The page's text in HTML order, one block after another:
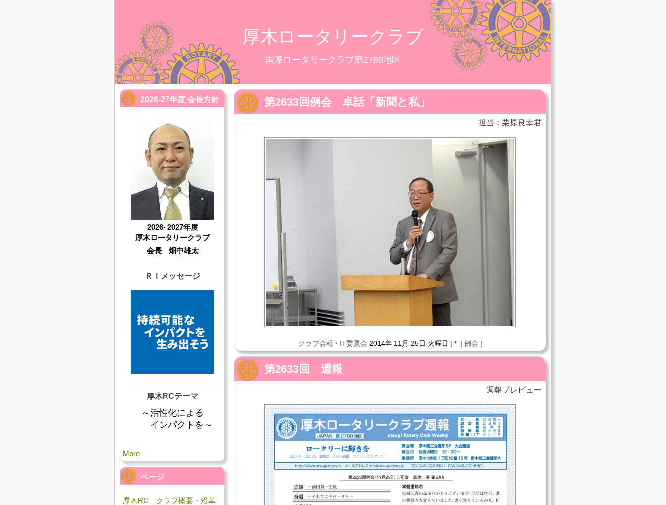
厚木ロータリークラブ
国際ロータリークラブ第2780地区
第2633回例会 卓話「新聞と私」
担当：栗原良幸君
クラブ会報・IT委員会 2014年 11月 25日 火曜日 | ¶ | 例会 |
第2633回 週報
週報プレビュー
2026-27年度 会長方針
2026- 2027年度
厚木ロータリークラブ
会長 畑中雄太
ＲＩメッセージ
厚木RCテーマ
～活性化による
インパクトを～
More
ページ
厚木RC クラブ概要・沿革